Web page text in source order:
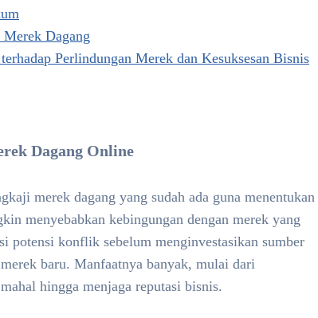
Dagang
Perlindungan Merek dan Kesuksesan Bisnis
Dagang Online
merek dagang yang sudah ada guna menentukan
menyebabkan kebingungan dengan merek yang
potensi konflik sebelum menginvestasikan sumber
baru. Manfaatnya banyak, mulai dari
hingga menjaga reputasi bisnis.